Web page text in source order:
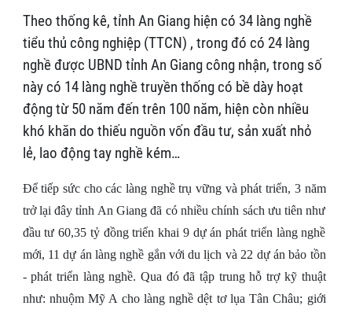
Theo thống kê, tỉnh An Giang hiện có 34 làng nghề
tiểu thủ công nghiệp (TTCN) , trong đó có 24 làng
nghề được UBND tỉnh An Giang công nhận, trong số
này có 14 làng nghề truyền thống có bề dày hoạt
động từ 50 năm đến trên 100 năm, hiện còn nhiều
khó khăn do thiếu nguồn vốn đầu tư, sản xuất nhỏ
lẻ, lao động tay nghề kém…
Để tiếp sức cho các làng nghề trụ vững và phát triển, 3 năm
trở lại đây tỉnh An Giang đã có nhiều chính sách ưu tiên như
đầu tư 60,35 tỷ đồng triển khai 9 dự án phát triển làng nghề
mới, 11 dự án làng nghề gắn với du lịch và 22 dự án bảo tồn
- phát triển làng nghề. Qua đó đã tập trung hỗ trợ kỹ thuật
như: nhuộm Mỹ A cho làng nghề dệt tơ lụa Tân Châu; giới